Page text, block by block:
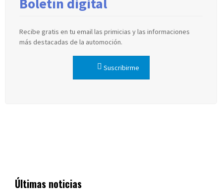
Recibe gratis en tu email las primicias y las informaciones
más destacadas de la automoción.
Suscribirme
Últimas noticias